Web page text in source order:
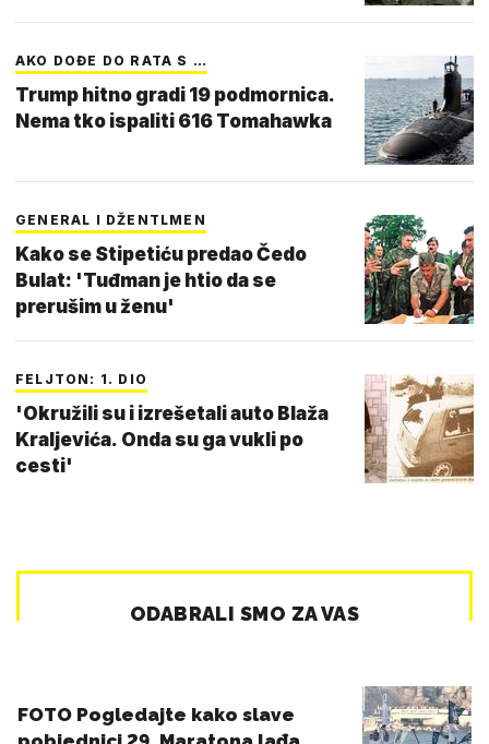
AKO DOĐE DO RATA S …
Trump hitno gradi 19 podmornica.
Nema tko ispaliti 616 Tomahawka
GENERAL I DŽENTLMEN
Kako se Stipetiću predao Čedo
Bulat: 'Tuđman je htio da se
prerušim u ženu'
FELJTON: 1. DIO
'Okružili su i izrešetali auto Blaža
Kraljevića. Onda su ga vukli po
cesti'